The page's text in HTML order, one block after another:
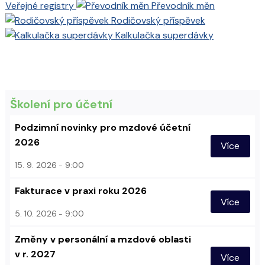
Veřejné registry
Převodník měn
Rodičovský příspěvek
Kalkulačka superdávky
Školení pro účetní
Podzimní novinky pro mzdové účetní
2026
15. 9. 2026 9:00
Více
Fakturace v praxi roku 2026
5. 10. 2026 9:00
Více
Změny v personální a mzdové oblasti
v r. 2027
Více